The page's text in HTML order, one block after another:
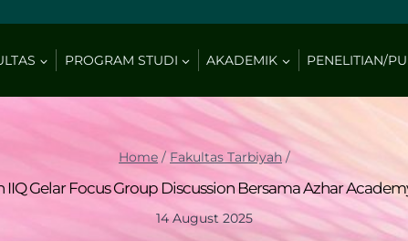
PROGRAM STUDI AKADEMIK PENELITIAN/
Home / Fakultas Tarbiyah /
IIQ Gelar Focus Group Discussion Bersama Azhar
14 August 2025